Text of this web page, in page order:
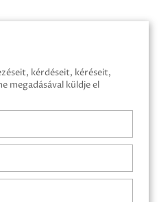
kérdéseit, kéréseit,
megadásával küldje el